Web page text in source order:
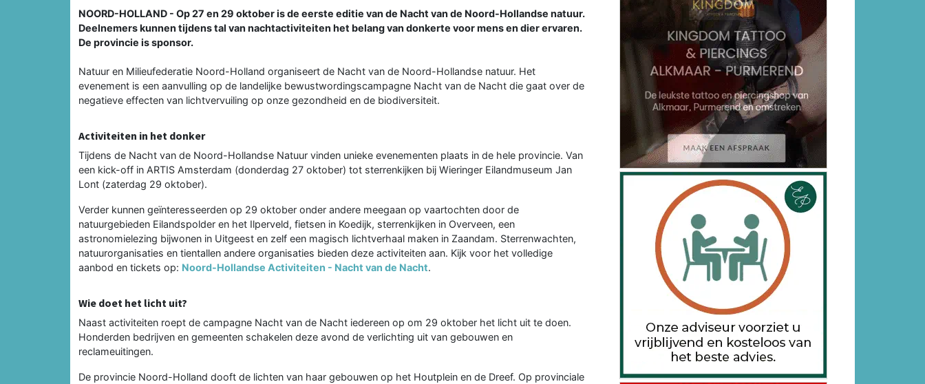
NOORD-HOLLAND - Op 27 en 29 oktober is de eerste editie van de Nacht van de Noord-Hollandse natuur.
Deelnemers kunnen tijdens tal van nachtactiviteiten het belang van donkerte voor mens en dier ervaren.
De provincie is sponsor.
Natuur en Milieufederatie Noord-Holland organiseert de Nacht van de Noord-Hollandse natuur. Het
evenement is een aanvulling op de landelijke bewustwordingscampagne Nacht van de Nacht die gaat over de
negatieve effecten van lichtvervuiling op onze gezondheid en de biodiversiteit.
Activiteiten in het donker
Tijdens de Nacht van de Noord-Hollandse Natuur vinden unieke evenementen plaats in de hele provincie. Van
een kick-off in ARTIS Amsterdam (donderdag 27 oktober) tot sterrenkijken bij Wieringer Eilandmuseum Jan
Lont (zaterdag 29 oktober).
Verder kunnen geïnteresseerden op 29 oktober onder andere meegaan op vaartochten door de
natuurgebieden Eilandspolder en het Ilperveld, fietsen in Koedijk, sterrenkijken in Overveen, een
astronomielezing bijwonen in Uitgeest en zelf een magisch lichtverhaal maken in Zaandam. Sterrenwachten,
natuurorganisaties en tientallen andere organisaties bieden deze activiteiten aan. Kijk voor het volledige
aanbod en tickets op: Noord-Hollandse Activiteiten - Nacht van de Nacht.
Wie doet het licht uit?
Naast activiteiten roept de campagne Nacht van de Nacht iedereen op om 29 oktober het licht uit te doen.
Honderden bedrijven en gemeenten schakelen deze avond de verlichting uit van gebouwen en
reclameuitingen.
De provincie Noord-Holland dooft de lichten van haar gebouwen op het Houtplein en de Dreef. Op provinciale